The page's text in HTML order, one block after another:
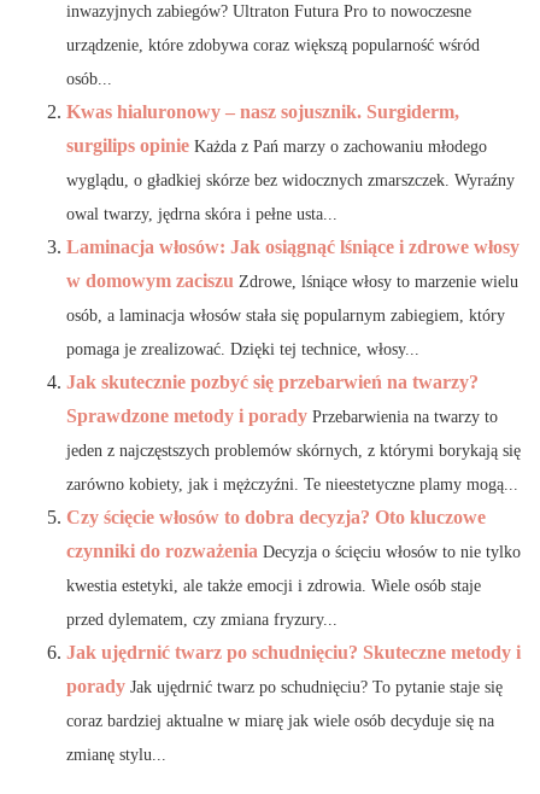
inwazyjnych zabiegów? Ultraton Futura Pro to nowoczesne
urządzenie, które zdobywa coraz większą popularność wśród
osób...
Kwas hialuronowy – nasz sojusznik. Surgiderm,
surgilips opinie Każda z Pań marzy o zachowaniu młodego
wyglądu, o gładkiej skórze bez widocznych zmarszczek. Wyraźny
owal twarzy, jędrna skóra i pełne usta...
Laminacja włosów: Jak osiągnąć lśniące i zdrowe włosy
w domowym zaciszu Zdrowe, lśniące włosy to marzenie wielu
osób, a laminacja włosów stała się popularnym zabiegiem, który
pomaga je zrealizować. Dzięki tej technice, włosy...
Jak skutecznie pozbyć się przebarwień na twarzy?
Sprawdzone metody i porady Przebarwienia na twarzy to
jeden z najczęstszych problemów skórnych, z którymi borykają się
zarówno kobiety, jak i mężczyźni. Te nieestetyczne plamy mogą...
Czy ścięcie włosów to dobra decyzja? Oto kluczowe
czynniki do rozważenia Decyzja o ścięciu włosów to nie tylko
kwestia estetyki, ale także emocji i zdrowia. Wiele osób staje
przed dylematem, czy zmiana fryzury...
Jak ujędrnić twarz po schudnięciu? Skuteczne metody i
porady Jak ujędrnić twarz po schudnięciu? To pytanie staje się
coraz bardziej aktualne w miarę jak wiele osób decyduje się na
zmianę stylu...